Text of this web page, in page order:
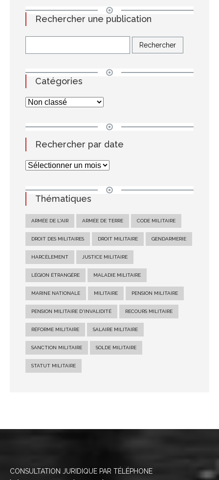
Rechercher une publication
Catégories
Rechercher par date
Thématiques
ARMÉE DE L'AIR ARMÉE DE TERRE CODE MILITAIRE
DROIT DES MILITAIRES DROIT MILITAIRE GENDARMERIE
HARCÈLEMENT JUSTICE MILITAIRE
LÉGION ÉTRANGÈRE MALADIE MILITAIRE
MARINE NATIONALE MILITAIRE PENSION MILITAIRE
PENSION MILITAIRE D'INVALIDITÉ RECOURS MILITAIRE
RÉFORME MILITAIRE SALAIRE MILITAIRE
SANCTION MILITAIRE SOLDE MILITAIRE
STATUT MILITAIRE
CONSULTATION JURIDIQUE PAR TÉLÉPHONE